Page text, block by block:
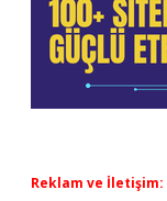
Reklam ve İletişim: